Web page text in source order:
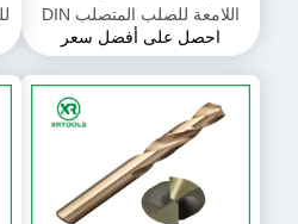
اللامعة للصلب المتصلب DIN
338 لقم الثقب الملتوي لليد
احصل على أفضل سعر